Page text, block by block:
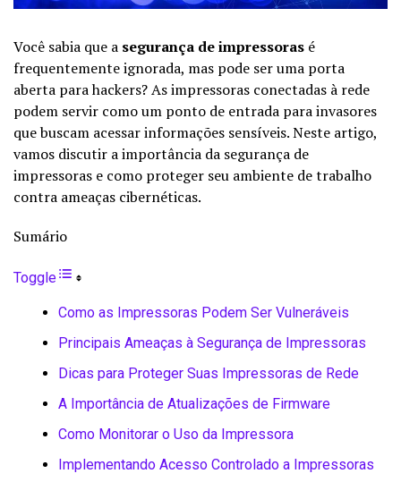
Você sabia que a segurança de impressoras é
frequentemente ignorada, mas pode ser uma porta
aberta para hackers? As impressoras conectadas à rede
podem servir como um ponto de entrada para invasores
que buscam acessar informações sensíveis. Neste artigo,
vamos discutir a importância da segurança de
impressoras e como proteger seu ambiente de trabalho
contra ameaças cibernéticas.
Sumário
Toggle
Como as Impressoras Podem Ser Vulneráveis
Principais Ameaças à Segurança de Impressoras
Dicas para Proteger Suas Impressoras de Rede
A Importância de Atualizações de Firmware
Como Monitorar o Uso da Impressora
Implementando Acesso Controlado a Impressoras